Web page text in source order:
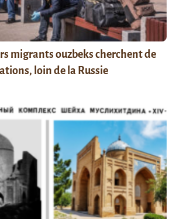
migrants ouzbeks cherchent de
loin de la Russie